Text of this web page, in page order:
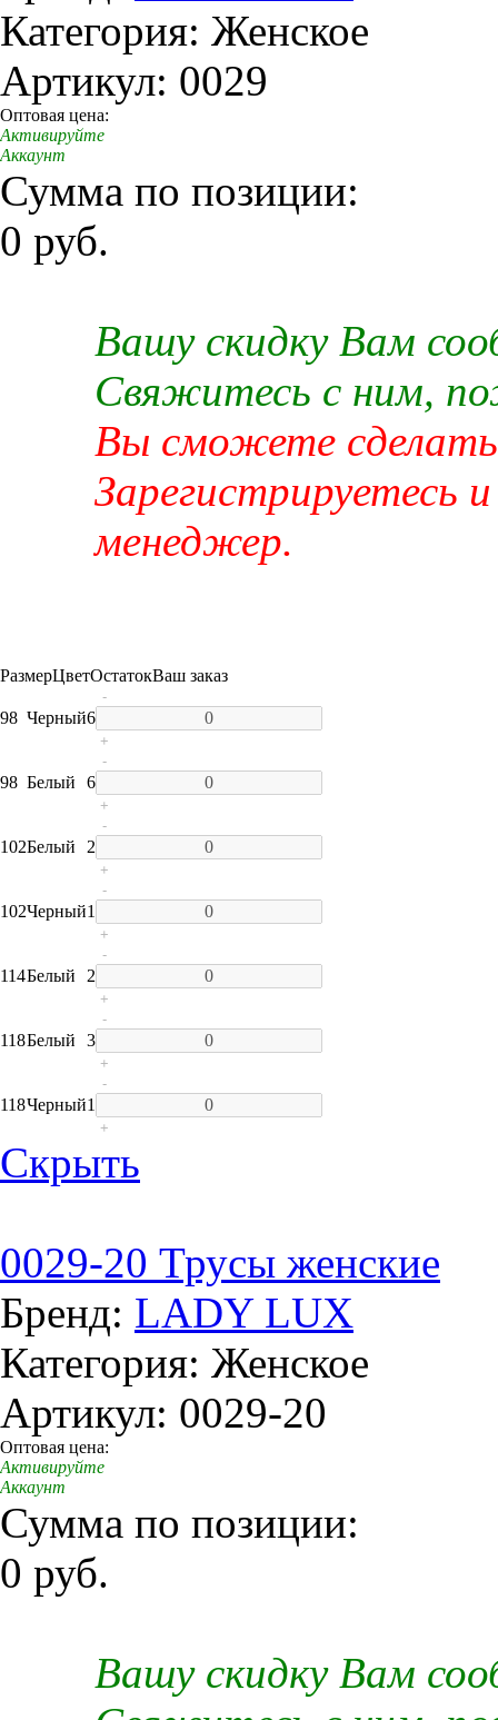
Категория: Женское
Артикул: 0029
Оптовая цена:
Активируйте
Аккаунт
Сумма по позиции:
0 руб.
Вашу скидку Вам
Свяжитесь с ним,
Вы сможете сделать
Зарегистрируетесь
менеджер.
РазмерЦветОстатокВаш заказ
98 Черный6
-
+
98 Белый 6
-
+
102Белый 2
-
+
102Черный1
-
+
114Белый 2
-
+
118Белый 3
-
+
118Черный1
-
+
Скрыть
0029-20 Трусы женские
Бренд: LADY LUX
Категория: Женское
Артикул: 0029-20
Оптовая цена:
Активируйте
Аккаунт
Сумма по позиции:
0 руб.
Вашу скидку Вам